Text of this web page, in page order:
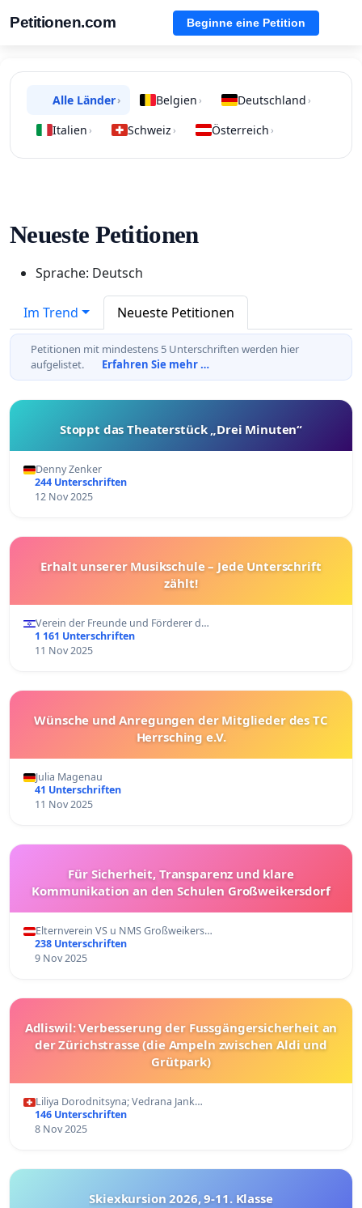
Petitionen.com Beginne eine Petition
Alle Länder› Belgien › Deutschland ›
Italien › Schweiz › Österreich ›
Neueste Petitionen
Sprache: Deutsch
Im Trend Neueste Petitionen
Petitionen mit mindestens 5 Unterschriften werden hier
aufgelistet.
Erfahren Sie mehr …
Stoppt das Theaterstück „Drei Minuten“
Denny Zenker
244 Unterschriften
12 Nov 2025
Erhalt unserer Musikschule – Jede Unterschrift
zählt!
Verein der Freunde und Förderer d…
1 161 Unterschriften
11 Nov 2025
Wünsche und Anregungen der Mitglieder des TC
Herrsching e.V.
Julia Magenau
41 Unterschriften
11 Nov 2025
Für Sicherheit, Transparenz und klare
Kommunikation an den Schulen Großweikersdorf
Elternverein VS u NMS Großweikers…
238 Unterschriften
9 Nov 2025
Adliswil: Verbesserung der Fussgängersicherheit an
der Zürichstrasse (die Ampeln zwischen Aldi und
Grütpark)
Liliya Dorodnitsyna; Vedrana Jank…
146 Unterschriften
8 Nov 2025
Skiexkursion 2026, 9-11. Klasse